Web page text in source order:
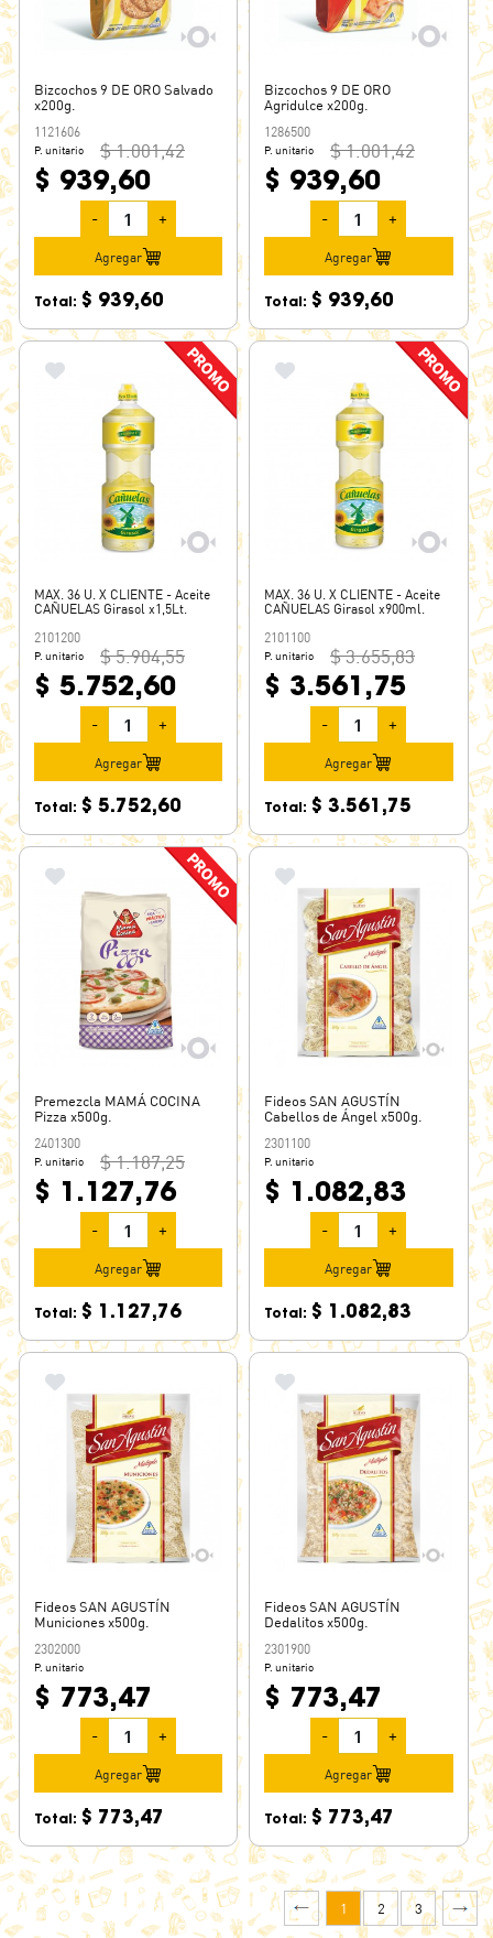
Bizcochos 9 DE ORO Salvado
x200g.
1121606
P. unitario $ 1.001,42
$ 939,60
- +
Agregar
Total: $ 939,60
Bizcochos 9 DE ORO
Agridulce x200g.
1286500
P. unitario $ 1.001,42
$ 939,60
- +
Agregar
Total: $ 939,60
MAX. 36 U. X CLIENTE - Aceite
CAÑUELAS Girasol x1,5Lt.
2101200
P. unitario $ 5.904,55
$ 5.752,60
- +
Agregar
Total: $ 5.752,60
MAX. 36 U. X CLIENTE - Aceite
CAÑUELAS Girasol x900ml.
2101100
P. unitario $ 3.655,83
$ 3.561,75
- +
Agregar
Total: $ 3.561,75
Premezcla MAMÁ COCINA
Pizza x500g.
2401300
P. unitario $ 1.187,25
$ 1.127,76
- +
Agregar
Total: $ 1.127,76
Fideos SAN AGUSTÍN
Cabellos de Ángel x500g.
2301100
P. unitario
$ 1.082,83
- +
Agregar
Total: $ 1.082,83
Fideos SAN AGUSTÍN
Municiones x500g.
2302000
P. unitario
$ 773,47
- +
Agregar
Total: $ 773,47
Fideos SAN AGUSTÍN
Dedalitos x500g.
2301900
P. unitario
$ 773,47
- +
Agregar
Total: $ 773,47
1 2 3